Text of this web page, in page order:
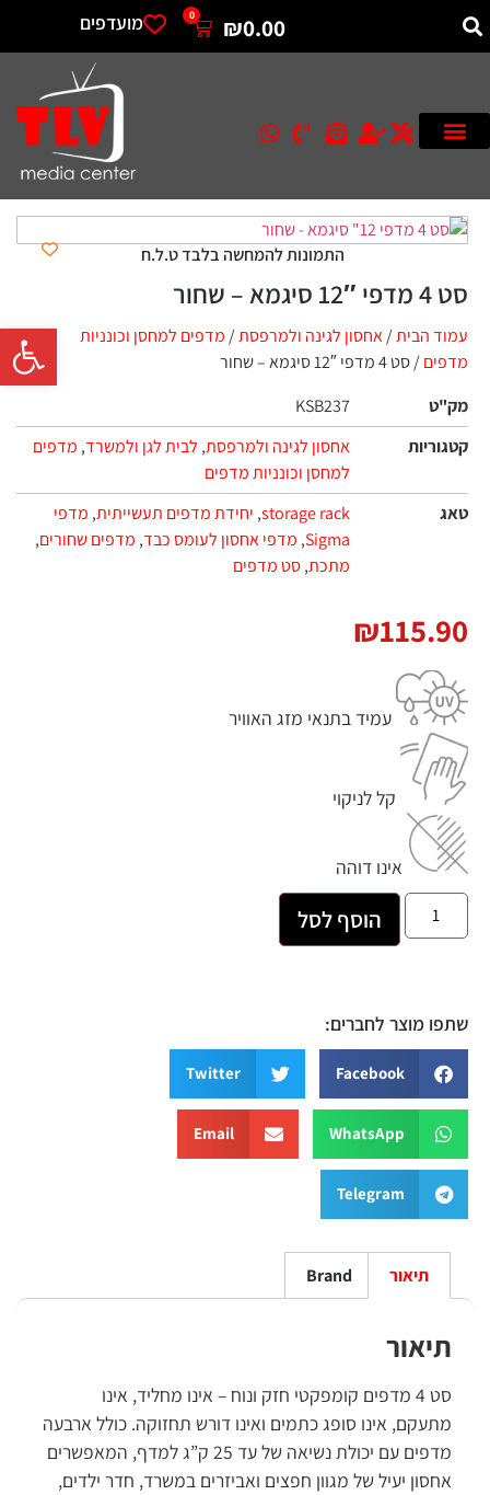
פתח
₪0.00
0 מועדפים
התמונות להמחשה בלבד ט.ל.ח
סט 4 מדפי 12″ סיגמא – שחור
עמוד הבית/אחסון לגינה ולמרפסת/מדפים למחסן וכונניות
מדפים/ סט 4 מדפי 12″ סיגמא – שחור
מק"ט
KSB237
קטגוריות
אחסון לגינה ולמרפסת, לבית לגן ולמשרד, מדפים
למחסן וכונניות מדפים
טאג
storage rack
, יחידת מדפים תעשייתית, מדפי
Sigma
, מדפי אחסון לעומס כבד, מדפים שחורים,
מתכת,סט מדפים
₪115.90
עמיד בתנאי מזג האוויר
קל לניקוי
אינו דוהה
הוסף לסל
שתפו מוצר לחברים:
Facebook
Twitter
WhatsApp
Email
Telegram
תיאור Brand
תיאור
סט 4 מדפים קומפקטי חזק ונוח – אינו מחליד, אינו
מתעקם, אינו סופג כתמים ואינו דורש תחזוקה. כולל ארבעה
מדפים עם יכולת נשיאה של עד 25 ק”ג למדף, המאפשרים
אחסון יעיל של מגוון חפצים ואביזרים במשרד, חדר ילדים,